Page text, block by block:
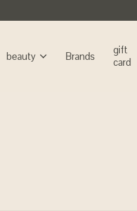
beauty Brands
gift
card